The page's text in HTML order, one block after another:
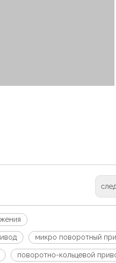
микро поворотный
поворотно-кольцевой